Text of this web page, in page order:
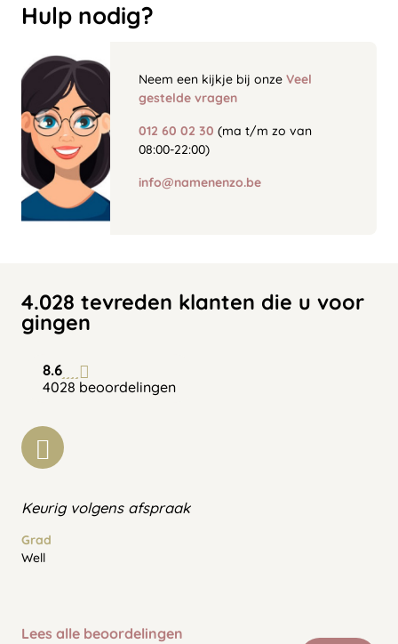
Hulp nodig?
Neem een kijkje bij onze Veel
gestelde vragen
012 60 02 30 (ma t/m zo van
08:00-22:00)
info@namenenzo.be
4.028 tevreden klanten die u voor
gingen
8.6
4028 beoordelingen
Keurig volgens afspraak
Grad
Well
Lees alle beoordelingen